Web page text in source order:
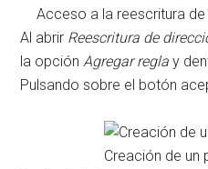
Acceso a la reescritura
Al abrir Reescritura de
la opciónAgregar regla y
Pulsando sobre el botón
Creación de un